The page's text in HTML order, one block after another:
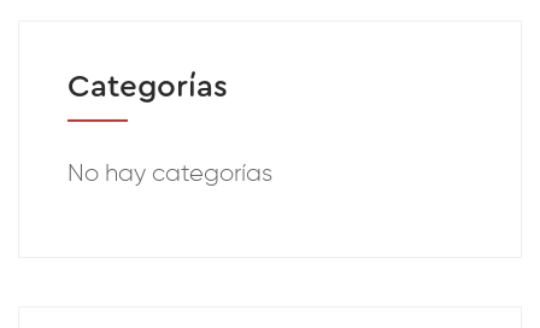
Categorías
No hay categorías